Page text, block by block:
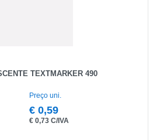
TEXTMARKER 490
Preço uni.
€ 0,59
€ 0,73 C/IVA